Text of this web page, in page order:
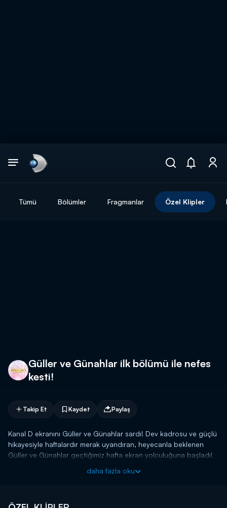
Tümü Bölümler Fragmanlar Özel Klipler
Güller ve Günahlar ilk bölümü ile nefes
kesti!
Takip Et Kaydet Paylaş
Kanal D ekranını Güller ve Günahlar sardı! Dev kadrosu ve güçlü
hikayesiyle haftalardır merak uyandıran, heyecanla beklenen
Güller ve Günahlar geçtiğimiz hafta ekran yolculuğuna başladı!
Haftanın magazin olayları, bomba dedikoduları ve özel
daha fazla oku